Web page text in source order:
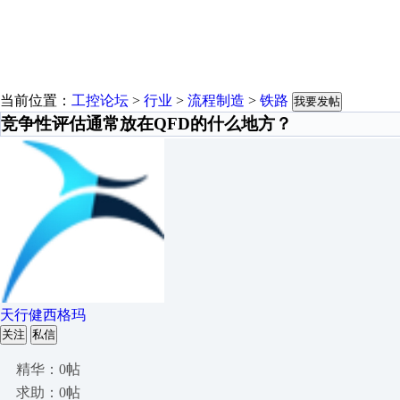
当前位置： 工控论坛 > 行业 > 流程制造 > 铁路 我要发帖
竞争性评估通常放在QFD的什么地方？
天行健西格玛
关注 私信
精华：0帖
求助：0帖